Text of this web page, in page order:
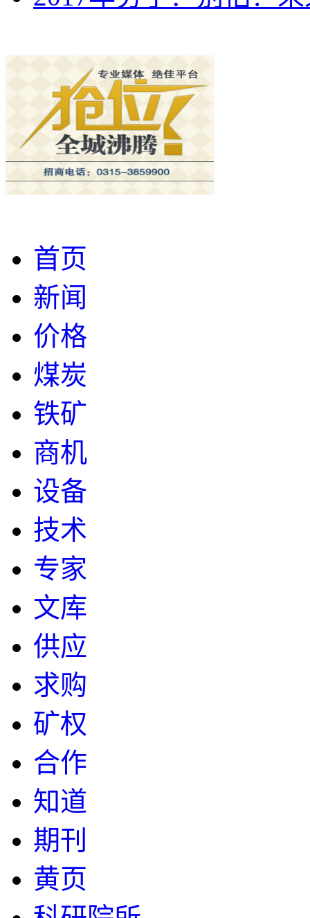
首页
新闻
价格
煤炭
铁矿
商机
设备
技术
专家
文库
供应
求购
矿权
合作
知道
期刊
黄页